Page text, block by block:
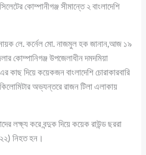
কোম্পানীগঞ্জ সীমান্তে ২ বাংলাদেশি
লে. কর্নেল মো. নাজমুল হক জানান,আজ ১৯
কোম্পানিগঞ্জ উপজেলাধীন দমদমিয়া
দিয়ে কয়েকজন বাংলাদেশি চোরাকারবারি
কিলোমিটার অভ্যন্তরে রাজন টিলা এলাকায়
লক্ষ্য করে বন্দুক দিয়ে কয়েক রাউন্ড ছররা
নিহত হন।